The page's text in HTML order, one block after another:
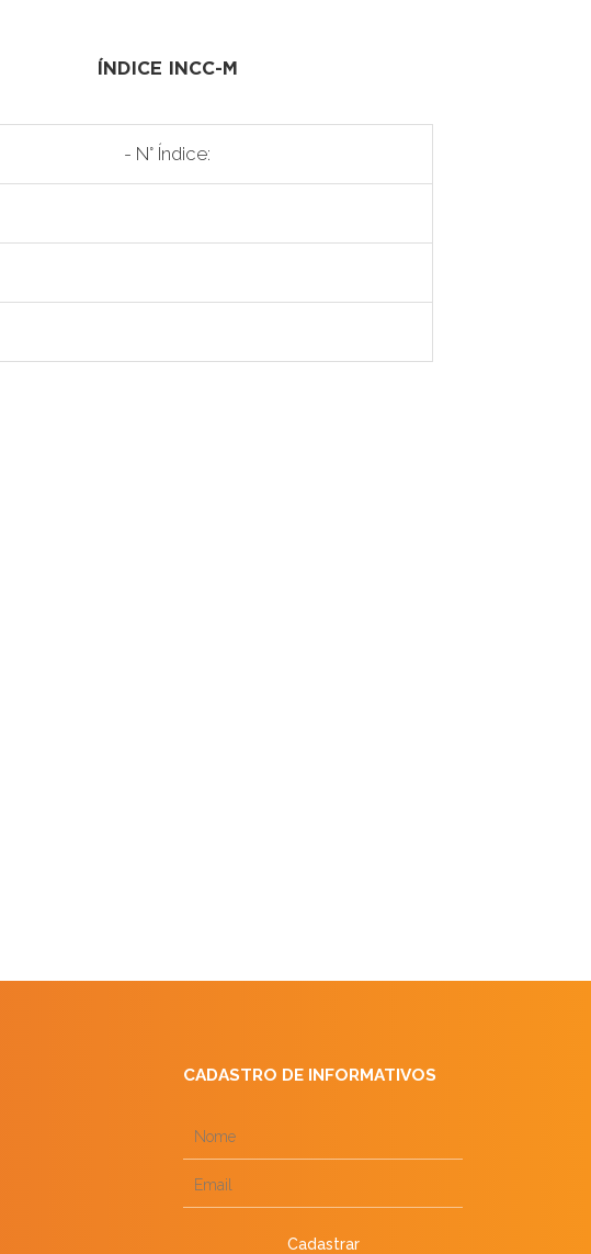
ÍNDICE INCC-M
- N° Índice:
CADASTRO DE INFORMATIVOS
Cadastrar